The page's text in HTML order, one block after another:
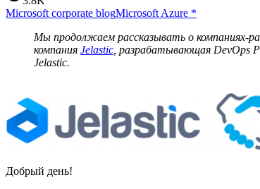
Microsoft corporate blogMicrosoft Azure *
Мы продолжаем рассказывать о компаниях-
компания Jelastic , разрабатывающая DevOps
Jelastic.
Добрый день!